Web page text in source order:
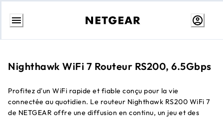
Aller
Nighthawk WiFi 7 Routeur RS200, 6.5Gbps
Profitez d'un WiFi rapide et fiable conçu pour la vie
connectée au quotidien. Le routeur Nighthawk RS200 WiFi 7
de NETGEAR offre une diffusion en continu, un jeu et des